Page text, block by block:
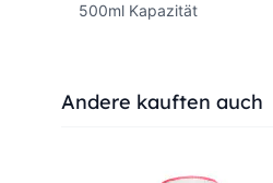
500ml Kapazität
Press to skip carousel
Andere kauften auch